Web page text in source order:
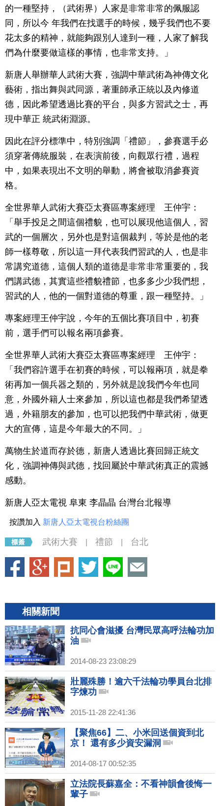
的一種堅持，（武術界）人家是非常非常的佩服認
同，所以今 年我們在找選手的時候，幾乎我們也不要
花太多的精神，就能夠跟別人達到一種，人家了解我
們為什麼要做這樣的事情，也非常支持。」
新唐人舉辦華人武術大賽，強調中華武術為神傳文化
藝術，指出舞與武同源，著重師承正統以及內修道
德，因此希望透過比賽的平台，與多方習武之士，再
現中華正 統武術淵源。
因此在評分標準中，特別強調「禮節」，參賽選手必
須穿著傳統服裝，在表演前後，向觀眾行禮，過程
中，如果表現出不文明的舉動，將會被取消參賽資
格。
全世界華人武術大賽亞太賽區專案經理 王仲宇：
「舉手投足之間這個禮貌，也可以展現他這個人，習
武的一個層次，另外也是對這個裁判，等於是他的老
師一樣尊敬，所以這一拜代表我們習武的人，也是非
常講究道德，這個人類的道德是非常非常重要的，我
們講武德，其實這些禮貌禮節，也多多少少我們想，
習武的人，他的一個對道德的尊重，跟一種堅持。」
專案經理王仲宇說，今年的五個比賽項目中，初賽
前，選手們可以報名兩項參賽。
全世界華人武術大賽亞太賽區專案經理 王仲宇：
「我們容許選手在初賽的時候，可以報兩項，就是拳
術再加一個兵器之類的，另外就是說我們今年也同
意，外國外籍人士來參加，所以這也都是我們希望透
過，外籍朋友的參加，也可以把我們中華武術，做更
大的宣傳，這是今年最大的不同。」
萬物生於道而存於德，新唐人透過比賽回歸正統文
化，強調神傳與武德，找回屬於中華武術真正的震撼
感動。
新唐人亞太電視 阜東 李晶晶 台灣台北報導
按讚加入 新唐人亞太電視台粉絲團
武術大賽 禮節 台北
相關新聞
抗同心會滋擾 台灣民眾高呼法輪功加
油
2014-08-23 23:08:29
壯麗殊勝！逾六千法輪功學員台北排
字煉功
2015-11-28 22:41:36
【聚焦66】二、小米回送個資到北
京！ 還有多少資安漏洞
2014-08-17 00:52:35
立法院長蘇嘉全：不看神韻會後悔一
輩子